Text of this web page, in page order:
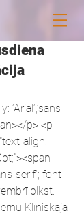
p> <p
align:
serif’; font-
plkst.
Klīniskajā